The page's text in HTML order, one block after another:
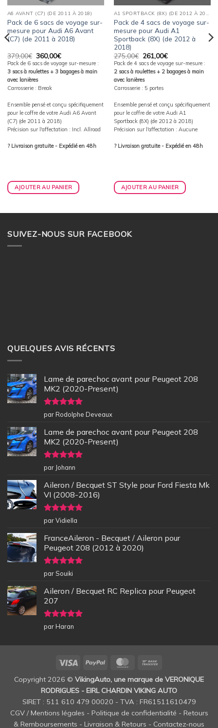
A6 AVANT (C7) (DE 2011 À 2018)
Pack de 6 sacs de voyage sur-
mesure pour Audi A6 Avant
(C7) (de 2011 à 2018)
379,00€ Le
prix
initial
était :
379,00€.
360,00€Le
prix
actuel
est :
Pack de 6 sacs de voyage sur-mesure :
3 sacs à roulettes + 3 bagages à main
avec lanières
Carrosserie : Break
Ensemble pensé et conçu spécifiquement
pour le coffre de votre Audi A6 Avant
(C7) (de 2011 à 2018)
Précision sur l'affectation : Incl. Allroad
? Livraison gratuite - Expédié en 48h
AJOUTER AU PANIER
A1 SPORTBACK (8X) (DE 2012 À 2018)
Pack de 4 sacs de voyage sur-
mesure pour Audi A1
Sportback (8X) (de 2012 à
2018)
275,00€ Le
prix
initial
était :
275,00€.
261,00€Le
prix
actuel
est :
Pack de 4 sacs de voyage sur-mesure :
2 sacs à roulettes + 2 bagages à main
avec lanières
Carrosserie : 5 portes
Ensemble pensé et conçu spécifiquement
pour le coffre de votre Audi A1
Sportback (8X) (de 2012 à 2018)
Précision sur l'affectation : Aucune
? Livraison gratuite - Expédié en 48h
AJOUTER AU PANIER
SUIVEZ-NOUS SUR FACEBOOK
QUELQUES AVIS RÉCENTS
Lame de parechoc avant pour Peugeot 208
MK2 (2020-Present)
Note5sur
5
par Rodolphe Deveaux
Lame de parechoc avant pour Peugeot 208
MK2 (2020-Present)
Note5sur
5
par Johann
Aileron / Becquet ST Style pour Ford Fiesta Mk
VI (2008-2016)
Note5sur
5
par Vidiella
FranceAileron - Becquet / Aileron pour
Peugeot 208 (2012 à 2020)
Note5sur
5
par Souiki
Aileron / Becquet RC Replica pour Peugeot
207
Note5sur
5
par Haran
Visa PayPal MasterCard
Copyright 2026 © VikingAuto, une marque de VERONIQUE
RODRIGUES - EIRL CHARDIN VIKING AUTO
SIRET : 511 610 479 00020 - TVA : FR61511610479
CGV / Mentions légales - Politique de confidentialité - Retours
& Remboursements - Livraison & Retours - Contactez-nous